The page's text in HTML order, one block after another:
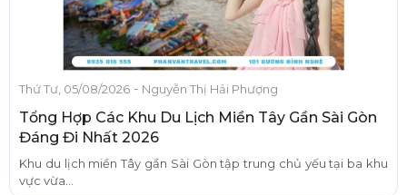
Thứ Tư, 05/08/2026 - Nguyễn Thị Hải Phượng
Tổng Hợp Các Khu Du Lịch Miền Tây Gần Sài Gòn
Đáng Đi Nhất 2026
Khu du lịch miền Tây gần Sài Gòn tập trung chủ yếu tại ba khu
vực vừa...